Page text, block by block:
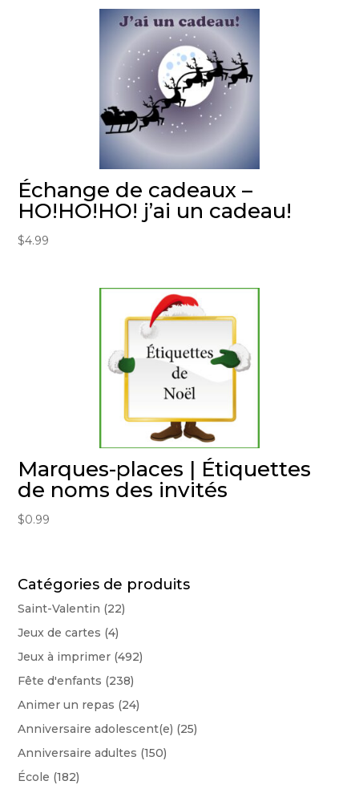
Échange de cadeaux –
HO!HO!HO! j’ai un cadeau!
$4.99
Marques-places | Étiquettes
de noms des invités
$0.99
Catégories de produits
Saint-Valentin (22)
Jeux de cartes (4)
Jeux à imprimer (492)
Fête d'enfants (238)
Animer un repas (24)
Anniversaire adolescent(e) (25)
Anniversaire adultes (150)
École (182)